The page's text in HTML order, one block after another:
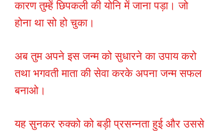
कारण तुम्हें छिपकली की योनि में जाना पड़ा। जो
होना था सो हो चुका।
अब तुम अपने इस जन्म को सुधारने का उपाय करो
तथा भगवती माता की सेवा करके अपना जन्म सफल
बनाओ।
यह सुनकर रुक्को को बड़ी प्रसन्नता हुई और उससे